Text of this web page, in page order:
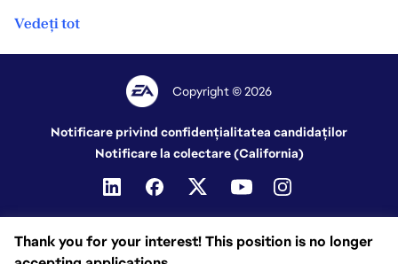
Thank you for your interest! This position is no longer
Vedeți tot
Copyright © 2026
Notificare privind confidențialitatea candidaților
Notificare la colectare (California)